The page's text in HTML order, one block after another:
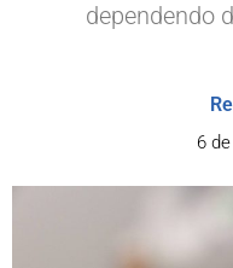
dependendo
6